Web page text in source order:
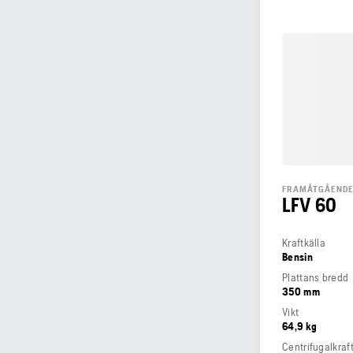
LFV 60
Kraftkälla
Bensin
Plattans bredd
350 mm
Vikt
64,9 kg
Centrifugalkraft